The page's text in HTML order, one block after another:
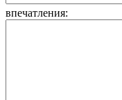
впечатления: